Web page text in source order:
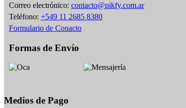
Correo electrónico: contacto@pikfy.com.ar
Teléfono: +549 11 2685 8380
Formulario de Conacto
Formas de Envío
Medios de Pago